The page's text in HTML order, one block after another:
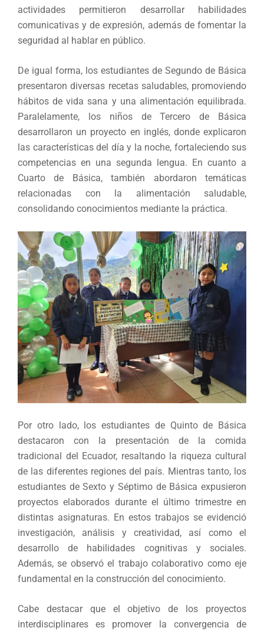
actividades permitieron desarrollar habilidades
comunicativas y de expresión, además de fomentar la
seguridad al hablar en público.
De igual forma, los estudiantes de Segundo de Básica
presentaron diversas recetas saludables, promoviendo
hábitos de vida sana y una alimentación equilibrada.
Paralelamente, los niños de Tercero de Básica
desarrollaron un proyecto en inglés, donde explicaron
las características del día y la noche, fortaleciendo sus
competencias en una segunda lengua. En cuanto a
Cuarto de Básica, también abordaron temáticas
relacionadas con la alimentación saludable,
consolidando conocimientos mediante la práctica.
Por otro lado, los estudiantes de Quinto de Básica
destacaron con la presentación de la comida
tradicional del Ecuador, resaltando la riqueza cultural
de las diferentes regiones del país. Mientras tanto, los
estudiantes de Sexto y Séptimo de Básica expusieron
proyectos elaborados durante el último trimestre en
distintas asignaturas. En estos trabajos se evidenció
investigación, análisis y creatividad, así como el
desarrollo de habilidades cognitivas y sociales.
Además, se observó el trabajo colaborativo como eje
fundamental en la construcción del conocimiento.
Cabe destacar que el objetivo de los proyectos
interdisciplinares es promover la convergencia de